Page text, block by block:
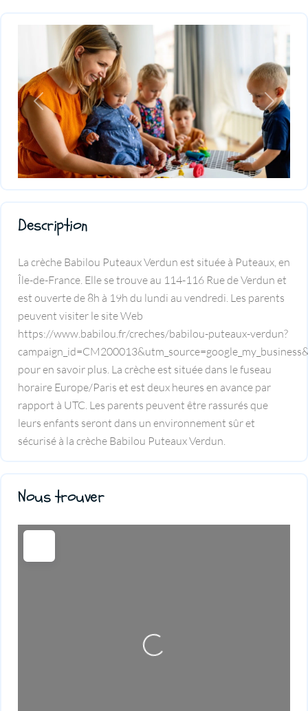
Previous Next
Description
La crèche Babilou Puteaux Verdun est située à Puteaux, en
Île-de-France. Elle se trouve au 114-116 Rue de Verdun et
est ouverte de 8h à 19h du lundi au vendredi. Les parents
peuvent visiter le site Web
https://www.babilou.fr/creches/babilou-puteaux-verdun?
pour en savoir plus. La crèche est située dans le fuseau
horaire Europe/Paris et est deux heures en avance par
rapport à UTC. Les parents peuvent être rassurés que
leurs enfants seront dans un environnement sûr et
sécurisé à la crèche Babilou Puteaux Verdun.
Nous trouver
Loading...